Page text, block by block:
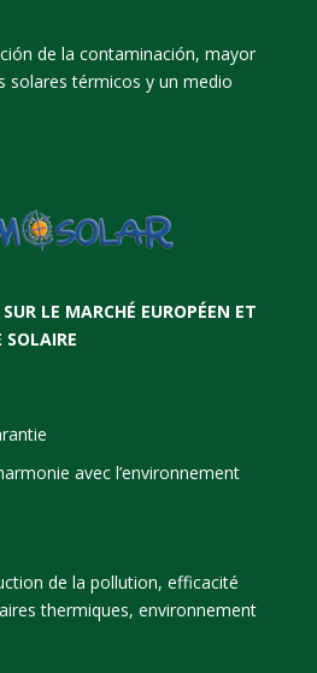
de la contaminación, mayor
solares térmicos y un medio
LE MARCHÉ EUROPÉEN ET
SOLAIRE
avec l’environnement
de la pollution, efficacité
thermiques, environnement